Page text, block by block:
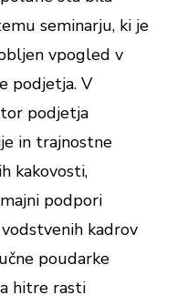
seminarju, ki je
vpogled v
podjetja. V
podjetja
in trajnostne
kakovosti,
podpori
kadrov
poudarke
hitre rasti